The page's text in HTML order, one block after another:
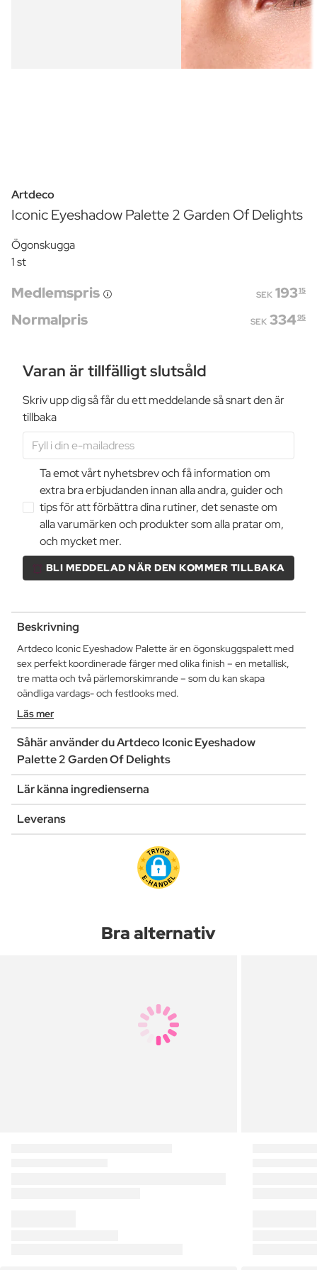
Artdeco
Iconic Eyeshadow Palette 2 Garden Of Delights
Ögonskugga
1 st
Medlemspris SEK 19315
Normalpris SEK 33495
Varan är tillfälligt slutsåld
Skriv upp dig så får du ett meddelande så snart den är
tillbaka
Ta emot vårt nyhetsbrev och få information om
extra bra erbjudanden innan alla andra, guider och
tips för att förbättra dina rutiner, det senaste om
alla varumärken och produkter som alla pratar om,
och mycket mer.
BLI MEDDELAD NÄR DEN KOMMER TILLBAKA
Beskrivning
Artdeco Iconic Eyeshadow Palette är en ögonskuggspalett med
sex perfekt koordinerade färger med olika finish – en metallisk,
tre matta och två pärlemorskimrande – som du kan skapa
oändliga vardags- och festlooks med.
Läs mer
Såhär använder du Artdeco Iconic Eyeshadow
Palette 2 Garden Of Delights
Lär känna ingredienserna
Leverans
Bra alternativ